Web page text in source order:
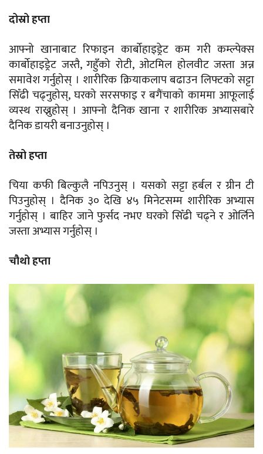
दोस्रो हप्ता
आफ्नो खानाबाट रिफाइन कार्बोहाइड्रेट कम गरी कम्ल्पेक्स
कार्बोहाइड्रेट जस्तै, गहुँको रोटी, ओटमिल होलवीट जस्ता अन्न
समावेश गर्नुहोस् । शारीरिक क्रियाकलाप बढाउन लिफ्टको सट्टा
सिँढी चढ्नुहोस्, घरको सरसफाइ र बगैंचाको काममा आफूलाई
व्यस्थ राख्नुहोस् । आफ्नो दैनिक खाना र शारीरिक अभ्यासबारे
दैनिक डायरी बनाउनुहोस् ।
तेस्रो हप्ता
चिया कफी बिल्कुलै नपिउनुस् । यसको सट्टा हर्बल र ग्रीन टी
पिउनुहोस् । दैनिक ३० देखि ४५ मिनेटसम्म शारीरिक अभ्यास
गर्नुहोस् । बाहिर जाने फुर्सद नभए घरको सिँढी चढ्ने र ओर्लिने
जस्ता अभ्यास गर्नुहोस् ।
चौथो हप्ता